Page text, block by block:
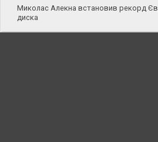
Миколас Алекна встановив рекорд
диска